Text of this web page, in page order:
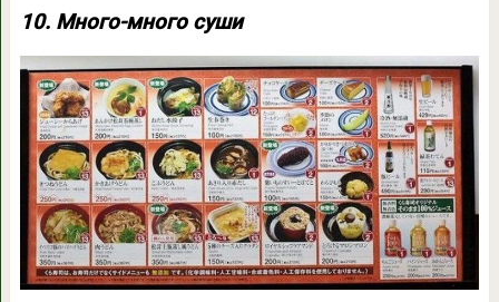
10. Много-много суши